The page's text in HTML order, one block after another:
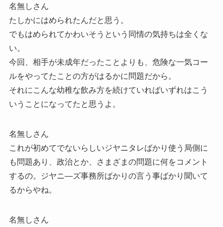
名無しさん
たしかにはめられたんだと思う。
でもはめられてかわいそうという同情の気持ちは全くな
い。
今回、相手が未成年だったことよりも、危険な一気コー
ルをやってたことの方がはるかに問題だから。
それにこんな幼稚な飲み方を続けていればいずれはこう
いうことになってたと思うよ。
名無しさん
これが初めてでないらしいジヤニタレばかり使う局側に
も問題あり、政治とか、さまざまの問題に何をコメント
するの。ジヤニ―ズ事務所ばかりの言う事ばかり聞いて
るからやね。
名無しさん